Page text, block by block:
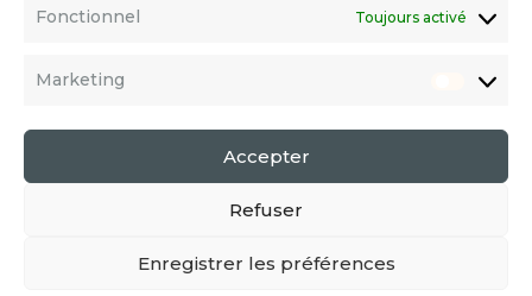
Fonctionnel Toujours activé
Marketing
Accepter
Refuser
Enregistrer les préférences
La galerie
L’artothèque
Politique de cookies (UE)